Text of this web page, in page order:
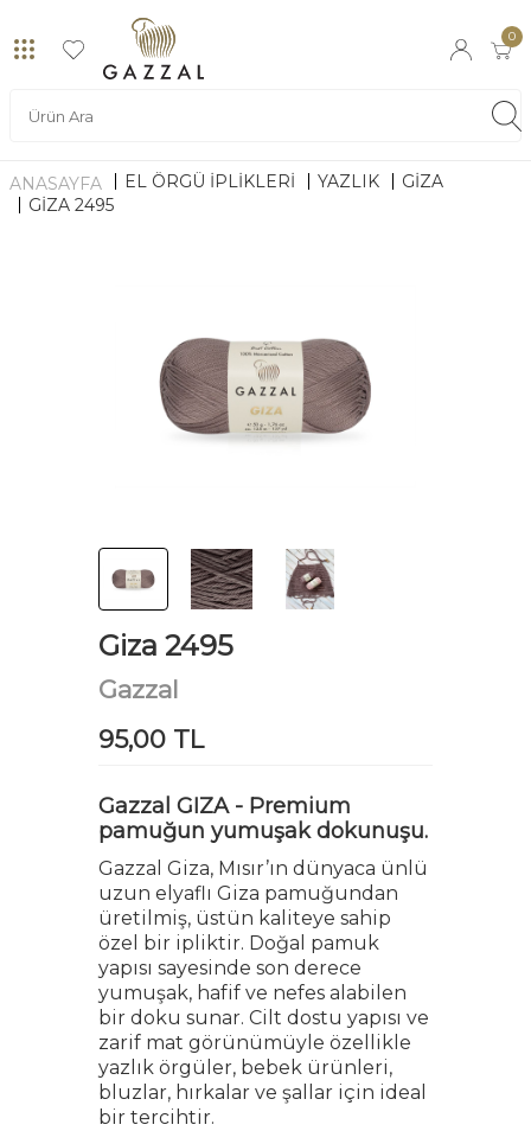
0
ANASAYFA EL ÖRGÜ İPLİKLERİ YAZLIK
GIZA
GIZA 2495
Giza 2495
Gazzal
95,00 TL
Gazzal GIZA - Premium
pamuğun yumuşak dokunuşu.
Gazzal Giza, Mısır’ın dünyaca ünlü
uzun elyaflı Giza pamuğundan
üretilmiş, üstün kaliteye sahip
özel bir ipliktir. Doğal pamuk
yapısı sayesinde son derece
yumuşak, hafif ve nefes alabilen
bir doku sunar. Cilt dostu yapısı ve
zarif mat görünümüyle özellikle
yazlık örgüler, bebek ürünleri,
bluzlar, hırkalar ve şallar için ideal
bir tercihtir.